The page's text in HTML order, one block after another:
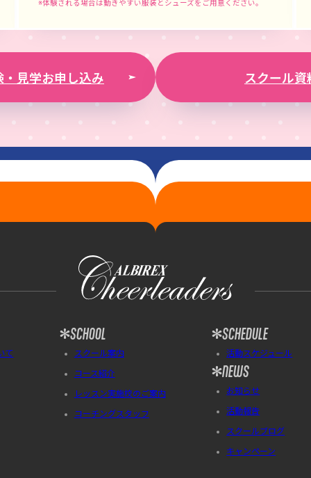
※体験される場合は動きやすい服装とシューズをご用意ください。
見学お申し込み スクール資
て
SCHOOL
スクール案内
コース紹介
レッスン実施校のご案内
コーチングスタッフ
SCHEDULE
活動スケジュール
NEWS
お知らせ
活動報告
スクールブログ
キャンペーン